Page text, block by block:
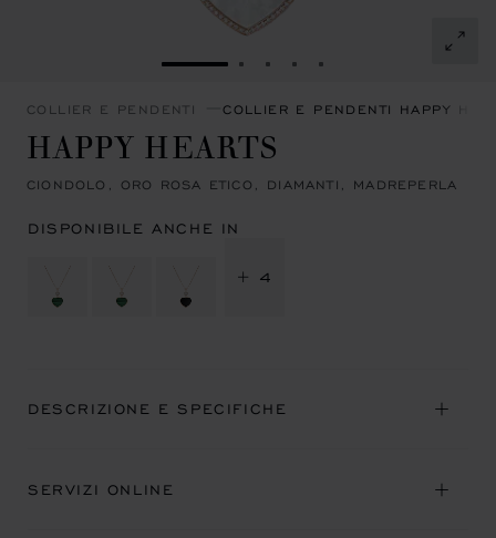
VAI ALLA SLIDE 1
VAI ALLA SLIDE 2
VAI ALLA SLIDE 3
VAI ALLA SLIDE 4
VAI ALLA SLIDE 5
COLLIER E PENDENTI COLLIER E PENDENTI HAPPY
HAPPY HEARTS
CIONDOLO, ORO ROSA ETICO, DIAMANTI, MADREPERLA
DISPONIBILE ANCHE IN
+ 4
DESCRIZIONE E SPECIFICHE
SERVIZI ONLINE